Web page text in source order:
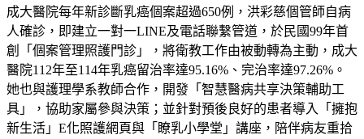
成大醫院每年新診斷乳癌個案超過650例，洪彩慈個管師自病
人確診，即建立一對一LINE及電話聯繫管道，於民國99年首
創「個案管理照護門診」，將衛教工作由被動轉為主動，成大
醫院112年至114年乳癌留治率達95.16%、完治率達97.26%。
她也與護理學系教師合作，開發「智慧醫病共享決策輔助工
具」，協助家屬參與決策；並針對預後良好的患者導入「擁抱
新生活」E化照護網頁與「瞭乳小學堂」講座，陪伴病友重拾